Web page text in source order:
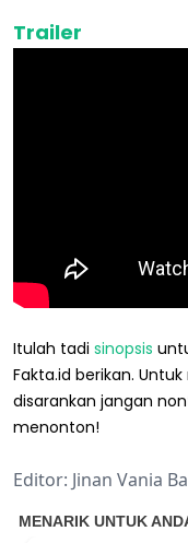
Trailer
Itulah tadi sinopsis
Fakta.id berikan.
disarankan jangan
menonton!
Editor: Jinan Vania